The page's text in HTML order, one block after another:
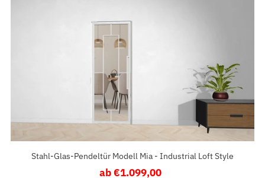
Stahl-Glas-Pendeltür Modell Mia - Industrial Loft Style
Regulärer
ab €1.099,00